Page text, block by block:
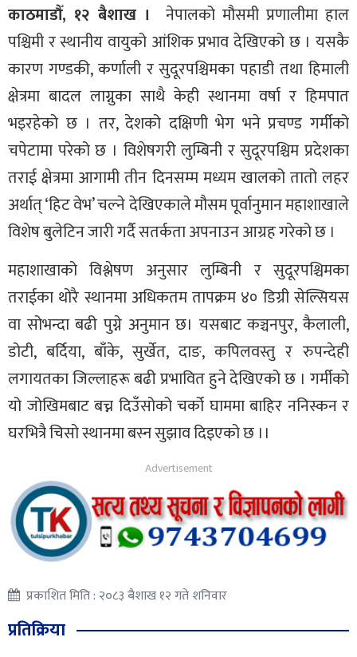
काठमाडौँ, १२ बैशाख । नेपालको मौसमी प्रणालीमा हाल
पश्चिमी र स्थानीय वायुको आंशिक प्रभाव देखिएको छ । यसकै
कारण गण्डकी, कर्णाली र सुदूरपश्चिमका पहाडी तथा हिमाली
क्षेत्रमा बादल लाग्नुका साथै केही स्थानमा वर्षा र हिमपात
भइरहेको छ । तर, देशको दक्षिणी भेग भने प्रचण्ड गर्मीको
चपेटामा परेको छ । विशेषगरी लुम्बिनी र सुदूरपश्चिम प्रदेशका
तराई क्षेत्रमा आगामी तीन दिनसम्म मध्यम खालको तातो लहर
अर्थात् ‘हिट वेभ’ चल्ने देखिएकाले मौसम पूर्वानुमान महाशाखाले
विशेष बुलेटिन जारी गर्दै सतर्कता अपनाउन आग्रह गरेको छ ।
महाशाखाको विश्लेषण अनुसार लुम्बिनी र सुदूरपश्चिमका
तराईका थोरै स्थानमा अधिकतम तापक्रम ४० डिग्री सेल्सियस
वा सोभन्दा बढी पुग्ने अनुमान छ। यसबाट कञ्चनपुर, कैलाली,
डोटी, बर्दिया, बाँके, सुर्खेत, दाङ, कपिलवस्तु र रुपन्देही
लगायतका जिल्लाहरू बढी प्रभावित हुने देखिएको छ । गर्मीको
यो जोखिमबाट बच्न दिउँसोको चर्को घाममा बाहिर ननिस्कन र
घरभित्रै चिसो स्थानमा बस्न सुझाव दिइएको छ ।।
प्रकाशित मिति : २०८३ बैशाख १२ गते शनिवार
प्रतिक्रिया